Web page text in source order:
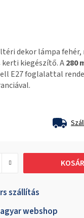
dekor lámpa
kiegészítő. A280
E27 foglalattal
szállítás
webshop